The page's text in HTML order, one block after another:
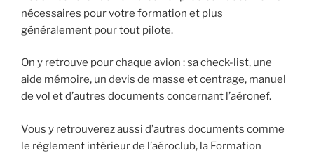
nécessaires pour votre formation et plus
généralement pour tout pilote.
On y retrouve pour chaque avion : sa check-list, une
aide mémoire, un devis de masse et centrage, manuel
de vol et d’autres documents concernant l’aéronef.
Vous y retrouverez aussi d’autres documents comme
le règlement intérieur de l’aéroclub, la Formation